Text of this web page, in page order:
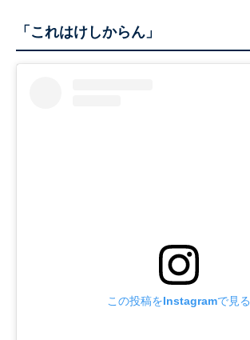
「これはけしからん」
この投稿をInstagramで見る